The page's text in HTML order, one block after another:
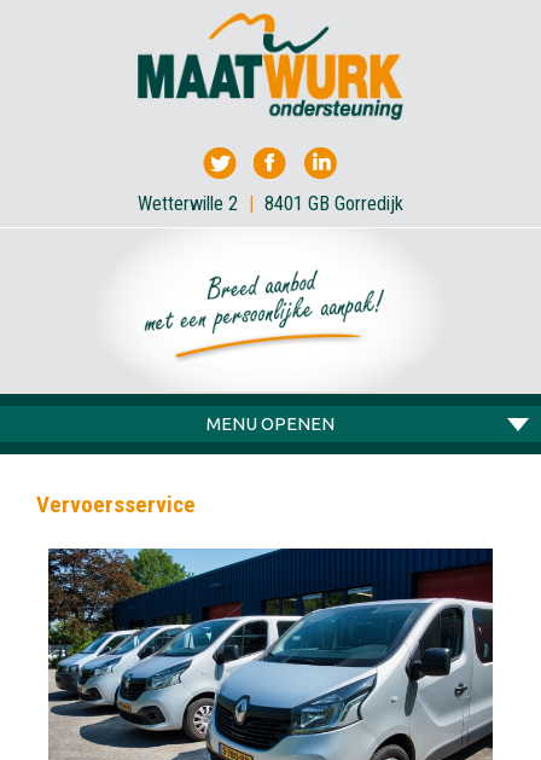
Wetterwille 2 8401 GB Gorredijk
MENU OPENEN
Vervoersservice